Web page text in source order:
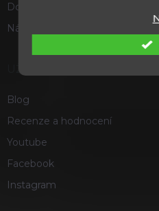
Doprava a platba
Náš příběh
UŽITEČNÉ
Blog
Recenze a hodnocení
Youtube
Facebook
Instagram